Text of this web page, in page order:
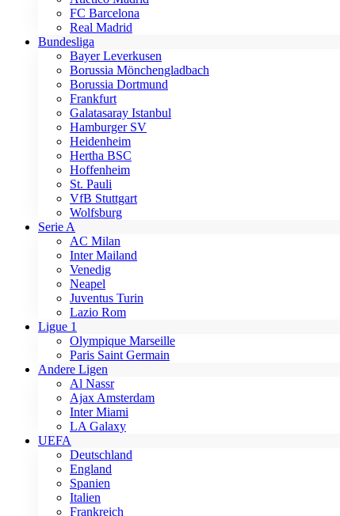
FC Barcelona
Real Madrid
Bundesliga
Bayer Leverkusen
Borussia Mönchengladbach
Borussia Dortmund
Frankfurt
Galatasaray Istanbul
Hamburger SV
Heidenheim
Hertha BSC
Hoffenheim
St. Pauli
VfB Stuttgart
Wolfsburg
Serie A
AC Milan
Inter Mailand
Venedig
Neapel
Juventus Turin
Lazio Rom
Ligue 1
Olympique Marseille
Paris Saint Germain
Andere Ligen
Al Nassr
Ajax Amsterdam
Inter Miami
LA Galaxy
UEFA
Deutschland
England
Spanien
Italien
Frankreich